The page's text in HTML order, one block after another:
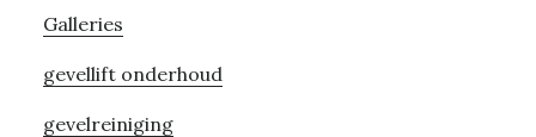
Galleries
gevellift onderhoud
gevelreiniging